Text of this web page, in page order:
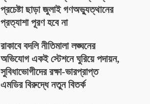
প্রচেষ্টা ছাড়া জুলাই গণঅভ্যুত্থানের
প্রত্যাশা পূরণ হবে না
রাকাবে বদলি নীতিমালা লঙ্ঘনের
অভিযোগ একই স্টেশনে ঘুরিয়ে পদায়ন,
সুবিধাভোগীদের রক্ষা-ভারপ্রাপ্ত
এমডির বিরুদ্ধে নতুন বিতর্ক